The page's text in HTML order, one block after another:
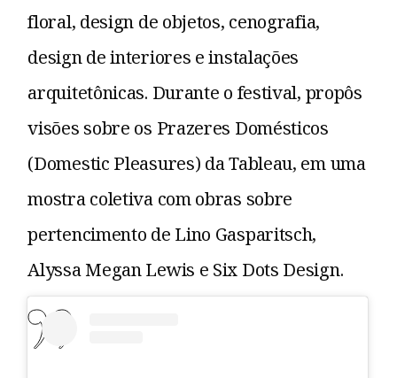
floral, design de objetos, cenografia,
design de interiores e instalações
arquitetônicas. Durante o festival, propôs
visões sobre os Prazeres Domésticos
(Domestic Pleasures) da Tableau, em uma
mostra coletiva com obras sobre
pertencimento de Lino Gasparitsch,
Alyssa Megan Lewis e Six Dots Design.